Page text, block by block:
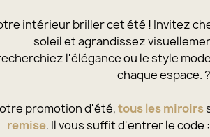
intérieur briller cet été ! Invitez
soleil et agrandissez
l'élégance ou le style
chaque espace. ?
promotion d'été,tous les miroirs
remise. Il vous suffit d'entrer le code :